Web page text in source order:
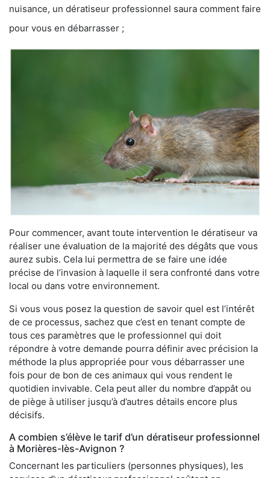
nuisance, un dératiseur professionnel saura comment faire
pour vous en débarrasser ;
Pour commencer, avant toute intervention le dératiseur va
réaliser une évaluation de la majorité des dégâts que vous
aurez subis. Cela lui permettra de se faire une idée
précise de l’invasion à laquelle il sera confronté dans votre
local ou dans votre environnement.
Si vous vous posez la question de savoir quel est l’intérêt
de ce processus, sachez que c’est en tenant compte de
tous ces paramètres que le professionnel qui doit
répondre à votre demande pourra définir avec précision la
méthode la plus appropriée pour vous débarrasser une
fois pour de bon de ces animaux qui vous rendent le
quotidien invivable. Cela peut aller du nombre d’appât ou
de piège à utiliser jusqu’à d’autres détails encore plus
décisifs.
A combien s’élève le tarif d’un dératiseur professionnel
à Morières-lès-Avignon ?
Concernant les particuliers (personnes physiques), les